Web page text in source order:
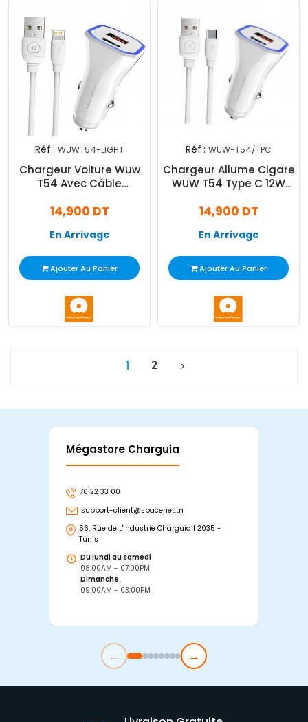
Réf : WUWT54-LIGHT
Chargeur Voiture Wuw
T54 Avec Câble
14,900 DT
En Arrivage
Ajouter Au Panier
Réf : WUW-T54/TPC
Chargeur Allume Cigare
WUW T54 Type C 12W
14,900 DT
En Arrivage
Ajouter Au Panier
1 2
Mégastore Charguia
70 22 33 00
support-client@spacenet.tn
56, Rue de L'industrie Charguia I 2035 -
Tunis
Du lundi au samedi
08:00AM - 07:00PM
Dimanche
09:00AM - 03:00PM
← →